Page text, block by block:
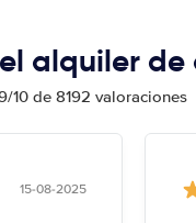
alquiler
10 de 8192 valoraciones
15-08-2025